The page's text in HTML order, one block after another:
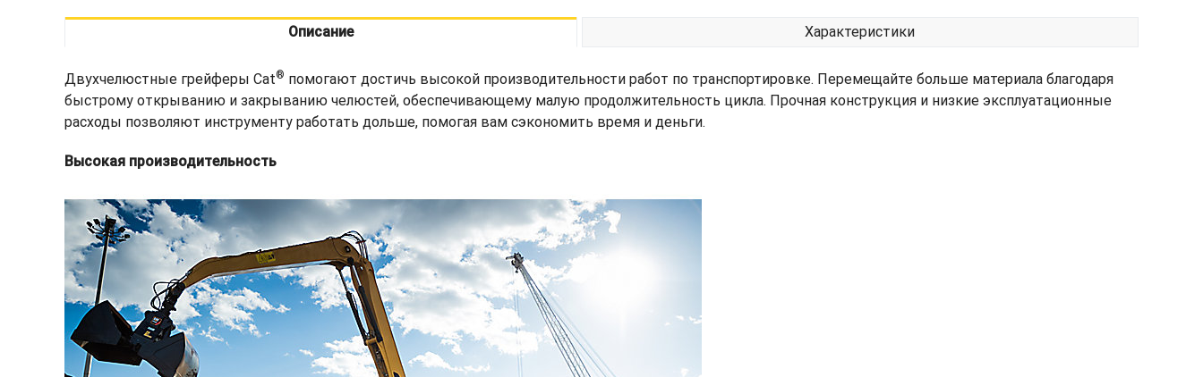
Описание Характеристики
Двухчелюстные грейферы Cat® помогают достичь высокой производительности работ по транспортировке. Перемещайте больше материала благодаря
быстрому открыванию и закрыванию челюстей, обеспечивающему малую продолжительность цикла. Прочная конструкция и низкие эксплуатационные
расходы позволяют инструменту работать дольше, помогая вам сэкономить время и деньги.
Высокая производительность